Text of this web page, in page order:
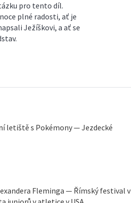
pro tento díl.
plné radosti, ať je
Ježíškovi, a ať se
letiště s Pokémony — Jezdecké
Fleminga — Římský festival v